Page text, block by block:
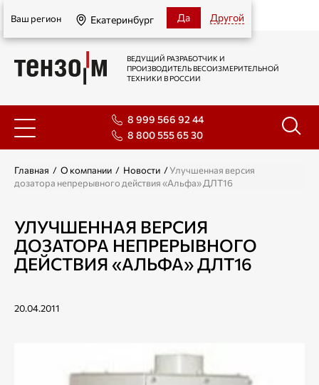
Екатеринбург
Ваш регион Екатеринбург Да Другой
ВЕДУЩИЙ РАЗРАБОТЧИК И
ПРОИЗВОДИТЕЛЬ ВЕСОИЗМЕРИТЕЛЬНОЙ
ТЕХНИКИ В РОССИИ
8 999 566 92 44
8 800 555 65 30
Главная / О компании / Новости /Улучшенная версия
дозатора непрерывного действия «Альфа» ДЛТ16
УЛУЧШЕННАЯ ВЕРСИЯ
ДОЗАТОРА НЕПРЕРЫВНОГО
ДЕЙСТВИЯ «АЛЬФА» ДЛТ16
20.04.2011